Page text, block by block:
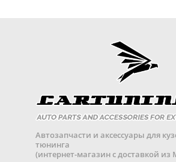
Автозапчасти и аксессуары для
тюнинга
(интернет-магазин с доставкой из